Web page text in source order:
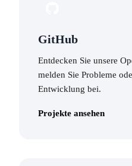
GitHub
Entdecken Sie unsere
melden Sie Probleme
Entwicklung bei.
Projekte ansehen